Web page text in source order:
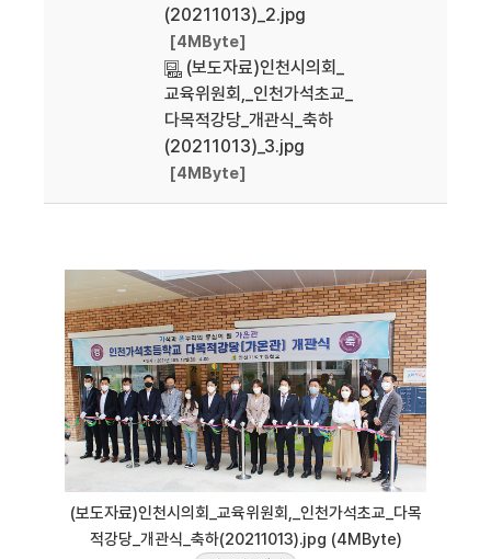
(20211013)_2.jpg
[4MByte]
(보도자료)인천시의회_
교육위원회,_인천가석초교_
다목적강당_개관식_축하
(20211013)_3.jpg
[4MByte]
(보도자료)인천시의회_교육위원회,_인천가석초교_다목
적강당_개관식_축하(20211013).jpg (4MByte)